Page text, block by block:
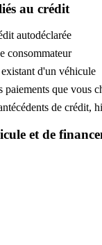
au crédit
autodéclarée
consommateur
d'un véhicule
paiements que vous
de crédit,
et de